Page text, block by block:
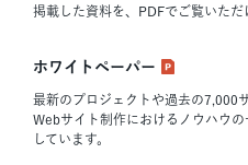
掲載した資料を、PDFでご覧いただ
ホワイトペーパー
最新のプロジェクトや過去の7,000
Webサイト制作におけるノウハウ
しています。